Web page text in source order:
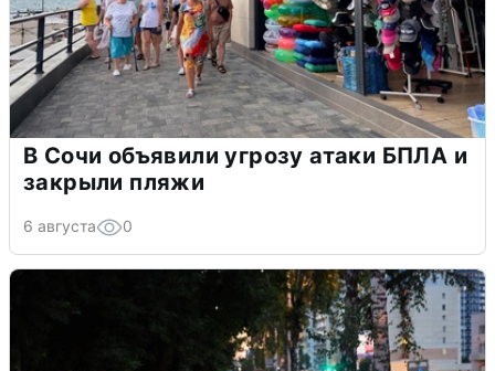
В Сочи объявили угрозу атаки БПЛА и
закрыли пляжи
6 августа 0